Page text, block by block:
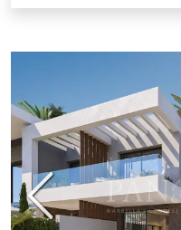
Vorherige